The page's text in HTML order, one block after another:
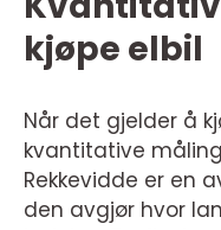
kjøpe elbil
Når det gjelder å
kvantitative
Rekkevidde er en
den avgjør hvor